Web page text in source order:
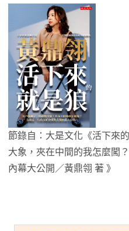
節錄自：大是文化《活下來
大象，夾在中間的我怎麼闖
內幕大公開／黃鼎翎 著 》